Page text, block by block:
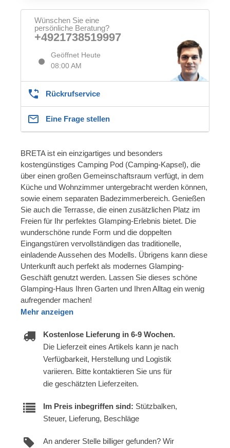
Wünschen Sie eine
persönliche Beratung?
+4921738519997
Geöffnet Heute
08:00 AM
Rückrufservice
Eine Frage stellen
BRETA ist ein einzigartiges und besonders
kostengünstiges Camping Pod (Camping-Kapsel), die
über einen großen Gemeinschaftsraum verfügt, in dem
Küche und Wohnzimmer untergebracht werden können,
sowie einem separaten Badezimmerbereich. Genießen
Sie auch die Terrasse, die einen zusätzlichen Platz im
Freien für Ihr perfektes Glamping-Erlebnis bietet. Die
wunderschöne runde Form und die doppelten
Eingangstüren vervollständigen das traditionelle,
einladende Aussehen des Modells. Übrigens kann diese
Unterkunft auch perfekt als modernes Glamping-
Geschäft genutzt werden. Lassen Sie dieses schöne
Glamping-Haus Ihren Garten und Ihren Alltag ein wenig
aufregender machen!
Mehr anzeigen
Kostenlose Lieferung in 6-9 Wochen.
Die Lieferzeit eines Artikels kann je nach
Verfügbarkeit, Herstellung und Logistik
variieren. Bitte kontaktieren Sie uns für
die geschätzten Lieferzeiten.
Im Preis inbegriffen sind: Stützbalken,
Steuer, Lieferung, Beschläge
An anderer Stelle billiger gefunden? Wir